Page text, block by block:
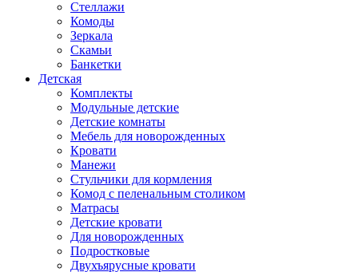
Стеллажи
Комоды
Зеркала
Скамьи
Банкетки
Детская
Комплекты
Модульные детские
Детские комнаты
Мебель для новорожденных
Кровати
Манежи
Стульчики для кормления
Комод с пеленальным столиком
Матрасы
Детские кровати
Для новорожденных
Подростковые
Двухъярусные кровати